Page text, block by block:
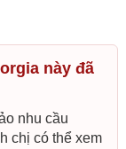
này đã
nhu cầu
chị có thể xem